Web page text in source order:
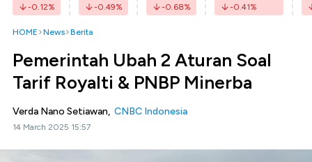
-0.12% -0.49% -0.68% -0.41%
HOME News Berita
Pemerintah Ubah 2 Aturan Soal
Tarif Royalti & PNBP Minerba
Verda Nano Setiawan, CNBC Indonesia
14 March 2025 15:57